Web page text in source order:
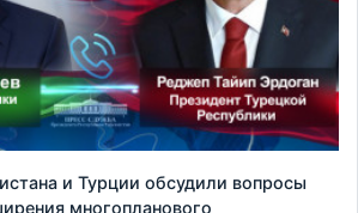
и Турции обсудили вопросы
многопланового